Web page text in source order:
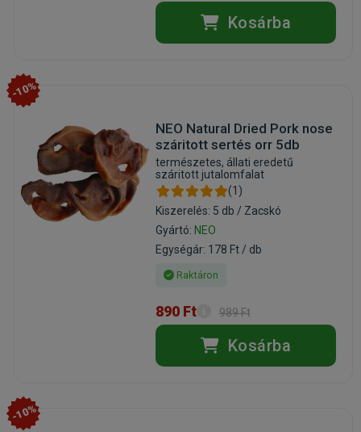
Kosárba
-10%
NEO Natural Dried Pork nose
száritott sertés orr 5db
természetes, állati eredetű
száritott jutalomfalat
(1)
Kiszerelés: 5 db / Zacskó
Gyártó: NEO
Egységár: 178 Ft / db
Raktáron
890 Ft 989 Ft
Kosárba
-10%